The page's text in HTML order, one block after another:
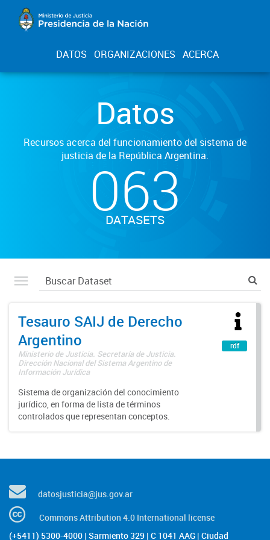
DATOS ORGANIZACIONES ACERCA
Datos
Recursos acerca del funcionamiento del sistema de
justicia de la República Argentina.
063
DATASETS
Tesauro SAIJ de Derecho
Argentino
Ministerio de Justicia. Secretaría de Justicia.
Dirección Nacional del Sistema Argentino de
Información Jurídica
Sistema de organización del conocimiento
jurídico, en forma de lista de términos
controlados que representan conceptos.
rdf
datosjusticia@jus.gov.ar
Commons Attribution 4.0 International license
(+5411) 5300-4000 | Sarmiento 329 | C 1041 AAG | Ciudad